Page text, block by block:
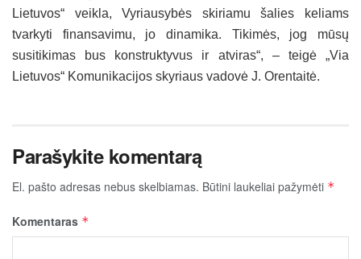
Lietuvos“ veikla, Vyriausybės skiriamu šalies keliams
tvarkyti finansavimu, jo dinamika. Tikimės, jog mūsų
susitikimas bus konstruktyvus ir atviras“, – teigė „Via
Lietuvos“ Komunikacijos skyriaus vadovė J. Orentaitė.
Parašykite komentarą
El. pašto adresas nebus skelbiamas. Būtini laukeliai pažymėti *
Komentaras *